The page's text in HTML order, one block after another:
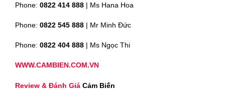
Phone: 0822 414 888 | Ms Hana Hoa
Phone: 0822 545 888 | Mr Minh Đức
Phone: 0822 404 888 | Ms Ngọc Thi
WWW.CAMBIEN.COM.VN
Review & Đánh Giá Cảm Biến